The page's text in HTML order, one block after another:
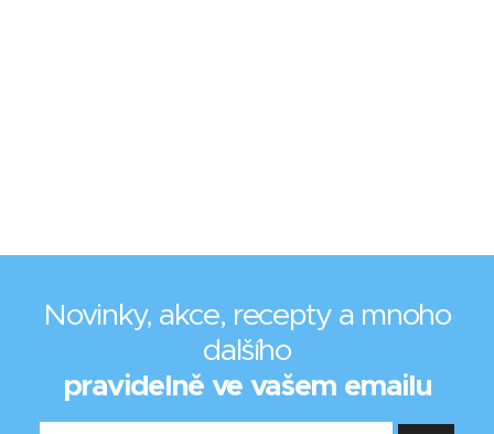
Novinky, akce, recepty a mnoho
dalšího
pravidelně ve vašem emailu